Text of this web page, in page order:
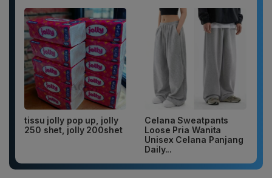
tissu jolly pop up, jolly
250 shet, jolly 200shet
Celana Sweatpants
Loose Pria Wanita
Unisex Celana Panjang
Daily...